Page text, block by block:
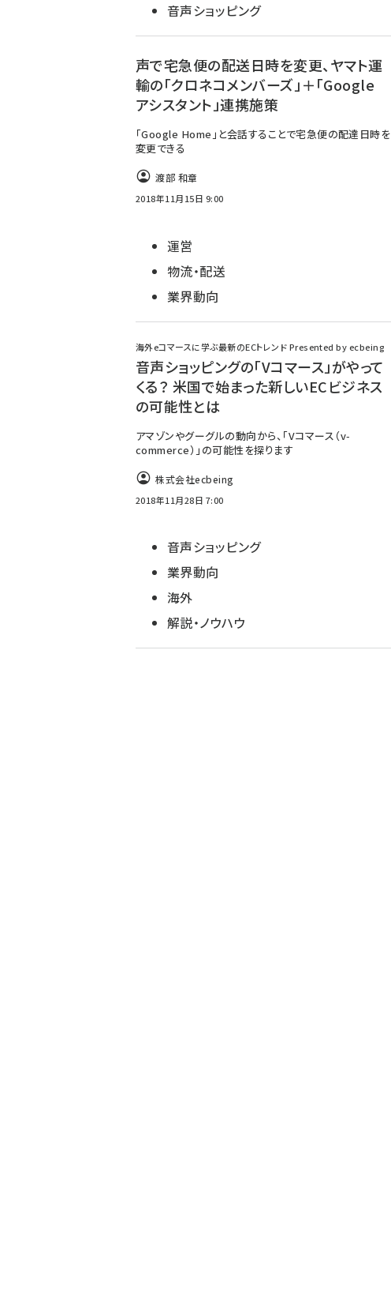
音声ショッピング
声で宅急便の配送日時を変更、ヤマト運
輸の「クロネコメンバーズ」＋「Google
アシスタント」連携施策
「Google Home」と会話することで宅急便の配達日時を
変更できる
渡部 和章
2018年11月15日 9:00
運営
物流・配送
業界動向
海外eコマースに学ぶ最新のECトレンド Presented by ecbeing
音声ショッピングの「Vコマース」がやって
くる？ 米国で始まった新しいECビジネス
の可能性とは
アマゾンやグーグルの動向から、「Vコマース（v-
commerce）」の可能性を探ります
株式会社ecbeing
2018年11月28日 7:00
音声ショッピング
業界動向
海外
解説・ノウハウ